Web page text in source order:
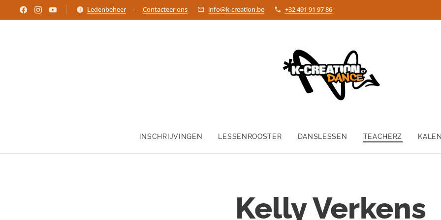
Ledenbeheer- Contacteer ons info@k-creation.be +32 491 91 97 86
INSCHRIJVINGEN LESSENROOSTER DANSLESSEN TEACHERZ
Kelly Verkens